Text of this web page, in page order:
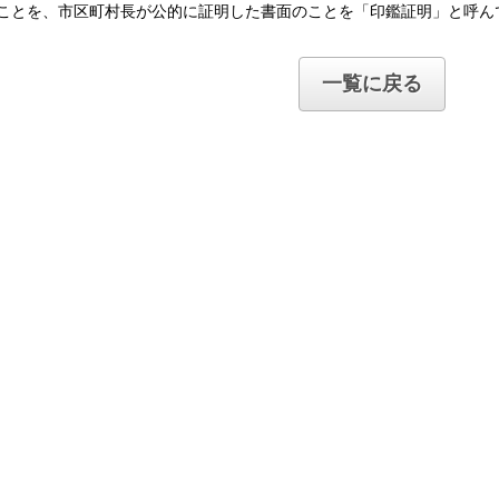
とを、市区町村長が公的に証明した書面のことを「印鑑証明」と呼ん
一覧に戻る